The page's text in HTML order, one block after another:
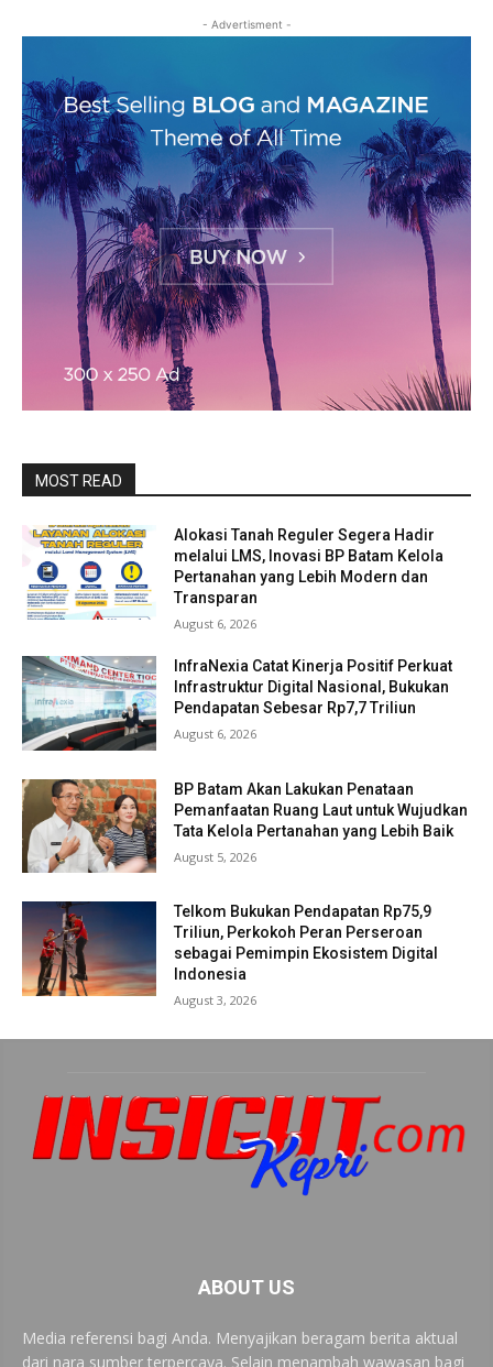
- Advertisment -
MOST READ
Alokasi Tanah Reguler Segera Hadir
melalui LMS, Inovasi BP Batam Kelola
Pertanahan yang Lebih Modern dan
Transparan
August 6, 2026
InfraNexia Catat Kinerja Positif Perkuat
Infrastruktur Digital Nasional, Bukukan
Pendapatan Sebesar Rp7,7 Triliun
August 6, 2026
BP Batam Akan Lakukan Penataan
Pemanfaatan Ruang Laut untuk Wujudkan
Tata Kelola Pertanahan yang Lebih Baik
August 5, 2026
Telkom Bukukan Pendapatan Rp75,9
Triliun, Perkokoh Peran Perseroan
sebagai Pemimpin Ekosistem Digital
Indonesia
August 3, 2026
ABOUT US
Media referensi bagi Anda. Menyajikan beragam berita aktual
dari nara sumber terpercaya. Selain menambah wawasan bagi